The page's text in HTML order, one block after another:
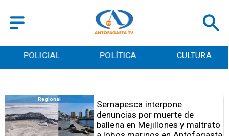
POLICIAL POLÍTICA CULTURA
Antofagasta
Fijan horarios de
funcionamiento para las
Ramadas de Antofagasta 2026